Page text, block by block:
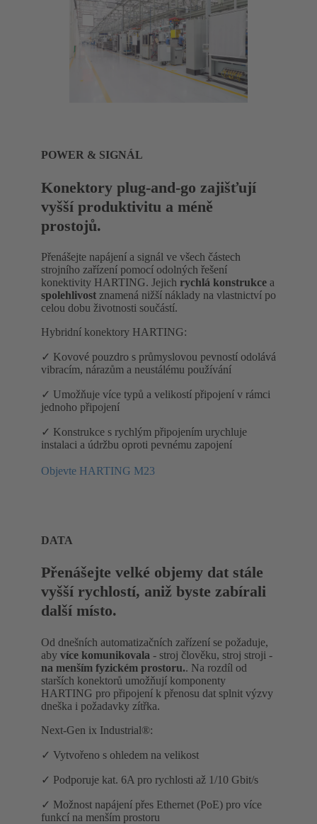
POWER & SIGNÁL
Konektory plug-and-go zajišťují
vyšší produktivitu a méně
prostojů.
Přenášejte napájení a signál ve všech částech
strojního zařízení pomocí odolných řešení
konektivity HARTING. Jejich rychlá konstrukce a
spolehlivost znamená nižší náklady na vlastnictví po
celou dobu životnosti součástí.
Hybridní konektory HARTING:
✓ Kovové pouzdro s průmyslovou pevností odolává
vibracím, nárazům a neustálému používání
✓ Umožňuje více typů a velikostí připojení v rámci
jednoho připojení
✓ Konstrukce s rychlým připojením urychluje
instalaci a údržbu oproti pevnému zapojení
Objevte HARTING M23
DATA
Přenášejte velké objemy dat stále
vyšší rychlostí, aniž byste zabírali
další místo.
Od dnešních automatizačních zařízení se požaduje,
aby více komunikovala - stroj člověku, stroj stroji -
na menším fyzickém prostoru.. Na rozdíl od
starších konektorů umožňují komponenty
HARTING pro připojení k přenosu dat splnit výzvy
dneška i požadavky zítřka.
Next-Gen ix Industrial®:
✓ Vytvořeno s ohledem na velikost
✓ Podporuje kat. 6A pro rychlosti až 1/10 Gbit/s
✓ Možnost napájení přes Ethernet (PoE) pro více
funkcí na menším prostoru